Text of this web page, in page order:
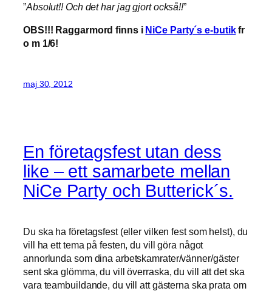
”Absolut!! Och det har jag gjort också!!”
OBS!!! Raggarmord finns i NiCe Party´s e-butikfr
o m 1/6!
maj 30, 2012
En företagsfest utan dess
like – ett samarbete mellan
NiCe Party och Butterick´s.
Du ska ha företagsfest (eller vilken fest som helst), du
vill ha ett tema på festen, du vill göra något
annorlunda som dina arbetskamrater/vänner/gäster
sent ska glömma, du vill överraska, du vill att det ska
vara teambuildande, du vill att gästerna ska prata om